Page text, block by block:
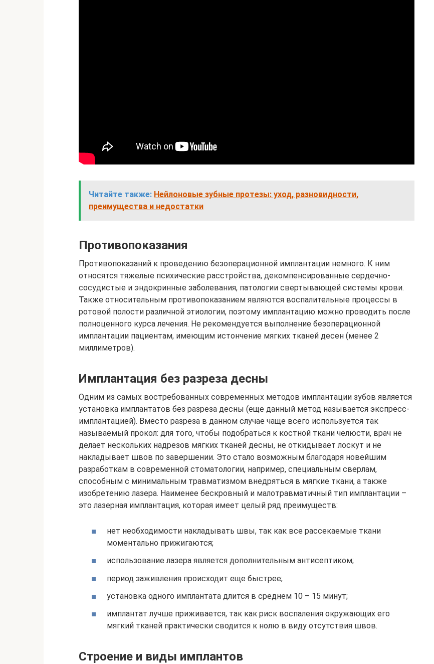
Читайте также: Нейлоновые зубные протезы: уход, разновидности,
преимущества и недостатки
Противопоказания
Противопоказаний к проведению безоперационной имплантации немного. К ним
относятся тяжелые психические расстройства, декомпенсированные сердечно-
сосудистые и эндокринные заболевания, патологии свертывающей системы крови.
Также относительным противопоказанием являются воспалительные процессы в
ротовой полости различной этиологии, поэтому имплантацию можно проводить после
полноценного курса лечения. Не рекомендуется выполнение безоперационной
имплантации пациентам, имеющим истончение мягких тканей десен (менее 2
миллиметров).
Имплантация без разреза десны
Одним из самых востребованных современных методов имплантации зубов является
установка имплантатов без разреза десны (еще данный метод называется экспресс-
имплантацией). Вместо разреза в данном случае чаще всего используется так
называемый прокол: для того, чтобы подобраться к костной ткани челюсти, врач не
делает нескольких надрезов мягких тканей десны, не откидывает лоскут и не
накладывает швов по завершении. Это стало возможным благодаря новейшим
разработкам в современной стоматологии, например, специальным сверлам,
способным с минимальным травматизмом внедряться в мягкие ткани, а также
изобретению лазера. Наименее бескровный и малотравматичный тип имплантации –
это лазерная имплантация, которая имеет целый ряд преимуществ:
нет необходимости накладывать швы, так как все рассекаемые ткани
моментально прижигаются;
использование лазера является дополнительным антисептиком;
период заживления происходит еще быстрее;
установка одного имплантата длится в среднем 10 – 15 минут;
имплантат лучше приживается, так как риск воспаления окружающих его
мягкий тканей практически сводится к нолю в виду отсутствия швов.
Строение и виды имплантов